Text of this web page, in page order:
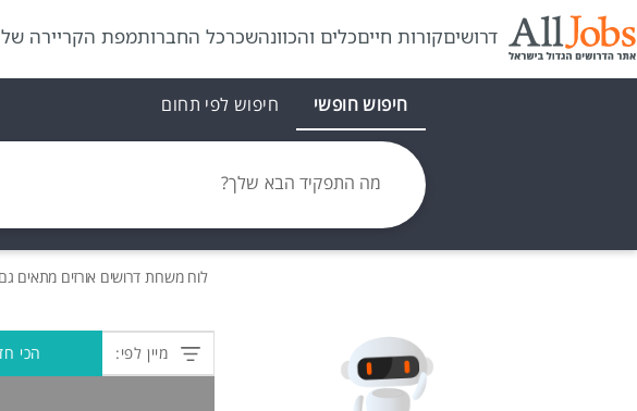
דרושיםקורות חייםכלים והכוונהשכרכל החברותמפת הקריירה
חיפוש חופשי חיפוש לפי תחום
מה התפקיד הבא שלך?
לוח משרות דרושים אורזים מתאים
מיין לפי: הכי